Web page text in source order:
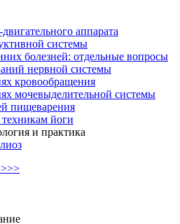
аппарата
системы
болезней: отдельные вопросы
нервной системы
кровообращения
мочевыделительной системы
пищеварения
йоги
и практика